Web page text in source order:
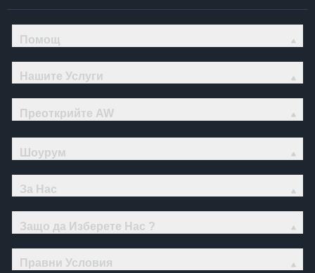
Помощ
Нашите Услуги
Преоткрийте AW
Шоурум
За Нас
Защо да Изберете Нас ?
Правни Условия